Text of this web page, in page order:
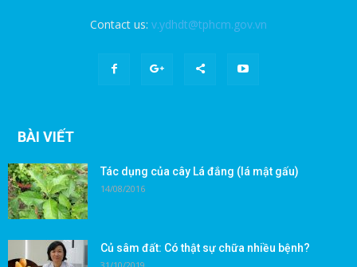
Contact us: v.ydhdt@tphcm.gov.vn
BÀI VIẾT
Tác dụng của cây Lá đắng (lá mật gấu)
14/08/2016
Củ sâm đất: Có thật sự chữa nhiều bệnh?